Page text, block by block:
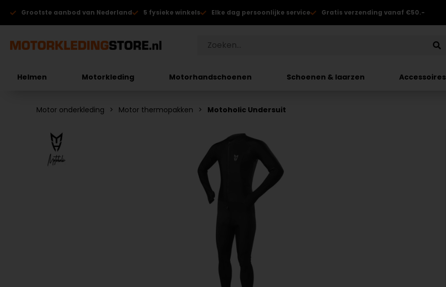
Grootste aanbod van Nederland 5 fysieke winkels Elke dag persoonlijke service Gratis verzending vanaf €50.-
Helmen Motorkleding Motorhandschoenen Schoenen & laarzen Accessoires
Motor onderkleding Motor thermopakken Motoholic Undersuit